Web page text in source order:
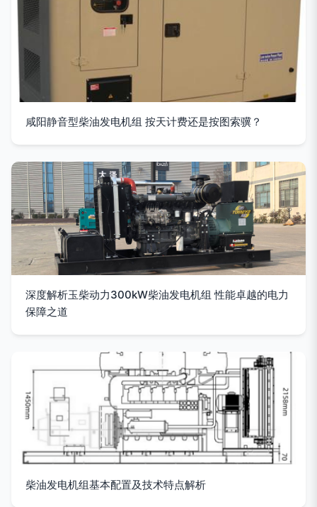
咸阳静音型柴油发电机组 按天计费还是按图索骥？
深度解析玉柴动力300kW柴油发电机组 性能卓越的电力
保障之道
柴油发电机组基本配置及技术特点解析